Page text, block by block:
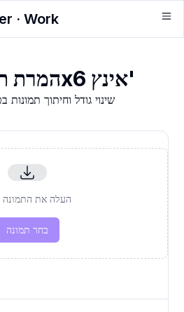
· Work
המרת תמונה ל-4x6 אינץ'
שינוי גודל וחיתוך תמונות
העלה את
בחר תמונה